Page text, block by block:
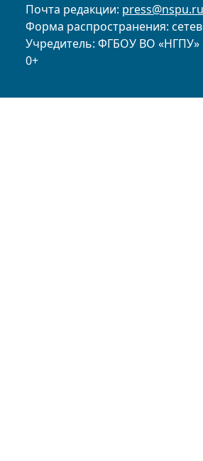
Почта редакции: press@nspu.ru
Форма распространения:
Учредитель: ФГБОУ ВО «НГПУ»
0+